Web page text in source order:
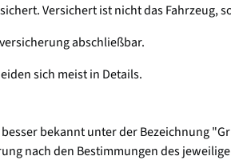
Versichert ist nicht das Fahrzeug,
abschließbar.
sich meist in Details.
bekannt unter der Bezeichnung
nach den Bestimmungen des